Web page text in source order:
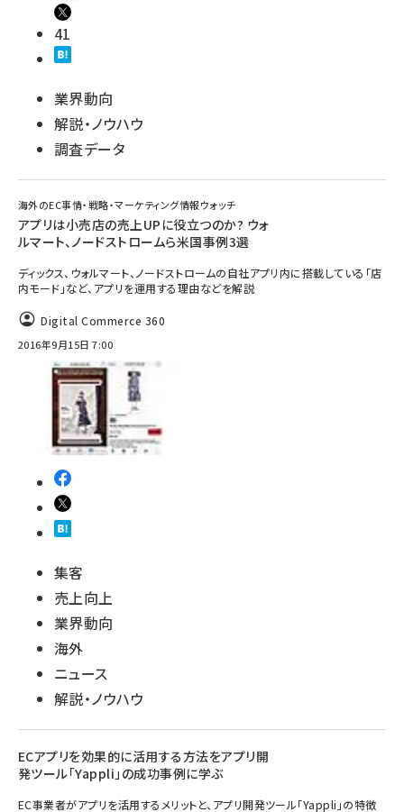
41
業界動向
解説・ノウハウ
調査データ
海外のEC事情・戦略・マーケティング情報ウォッチ
アプリは小売店の売上UPに役立つのか? ウォ
ルマート、ノードストロームら米国事例3選
ディックス、ウォルマート、ノードストロームの自社アプリ内に搭載している「店
内モード」など、アプリを運用する理由などを解説
Digital Commerce 360
2016年9月15日 7:00
集客
売上向上
業界動向
海外
ニュース
解説・ノウハウ
ECアプリを効果的に活用する方法をアプリ開
発ツール「Yappli」の成功事例に学ぶ
EC事業者がアプリを活用するメリットと、アプリ開発ツール「Yappli」の特徴